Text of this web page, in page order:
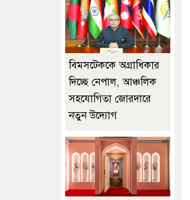
বিমসটেককে অগ্রাধিকার
দিচ্ছে নেপাল, আঞ্চলিক
সহযোগিতা জোরদারে
নতুন উদ্যোগ